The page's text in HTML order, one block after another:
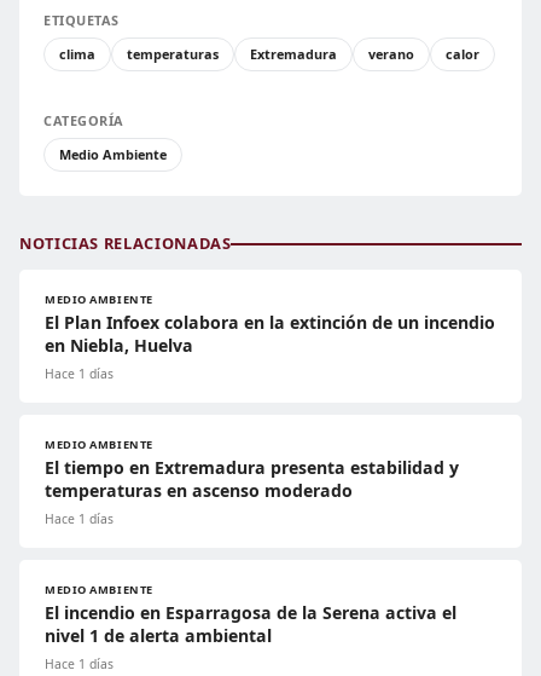
ETIQUETAS
clima
temperaturas Extremadura verano calor
CATEGORÍA
Medio Ambiente
NOTICIAS RELACIONADAS
MEDIO AMBIENTE
El Plan Infoex colabora en la extinción de un incendio
en Niebla, Huelva
Hace 1 días
MEDIO AMBIENTE
El tiempo en Extremadura presenta estabilidad y
temperaturas en ascenso moderado
Hace 1 días
MEDIO AMBIENTE
El incendio en Esparragosa de la Serena activa el
nivel 1 de alerta ambiental
Hace 1 días